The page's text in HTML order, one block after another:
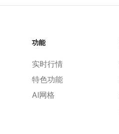
功能
实时行情
特色功能
AI网格